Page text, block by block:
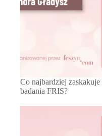
Co najbardziej
badania FRIS?